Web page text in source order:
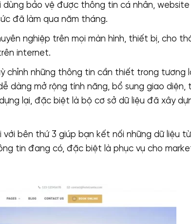
dùng bảo vệ được thông tin cá nhân,
đã làm qua năm tháng.
nghiệp trên mọi màn hình, thiết bị, cho
internet.
chỉnh những thông tin cần thiết trong tương
dàng mở rộng tính năng, bổ sung giao diện,
lại, đặc biệt là bộ cơ sở dữ liệu đã xây
bên thứ 3 giúp bạn kết nối những dữ liệu
tin đang có, đặc biệt là phục vụ cho